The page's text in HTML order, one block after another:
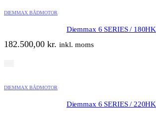
DIEMMAX BÅDMOTOR
Diemmax 6 SERIES / 180HK
182.500,00 kr. inkl. moms
DIEMMAX BÅDMOTOR
Diemmax 6 SERIES / 220HK